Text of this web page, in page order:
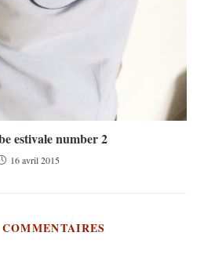
estivale number 2
16 avril 2015